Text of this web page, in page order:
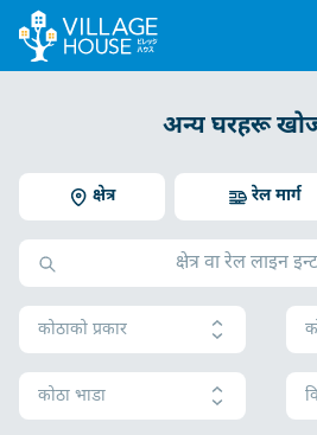
अन्य घरहरू
क्षेत्र रेल मार्ग
कोठाको प्रकार
कोठा भाडा